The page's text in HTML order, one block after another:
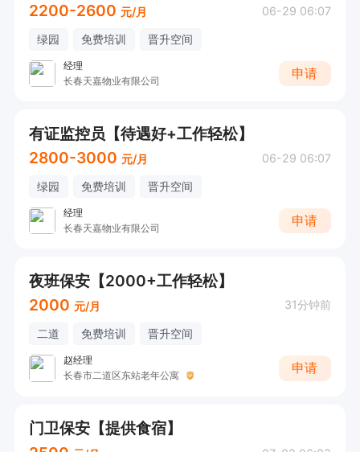
2200-2600 元/月 06-29 06:07
绿园 免费培训 晋升空间
经理
长春天嘉物业有限公司
申请
有证监控员【待遇好+工作轻松】
2800-3000 元/月 06-29 06:07
绿园 免费培训 晋升空间
经理
长春天嘉物业有限公司
申请
夜班保安【2000+工作轻松】
2000 元/月 31分钟前
二道 免费培训 晋升空间
赵经理
长春市二道区东站老年公寓
申请
门卫保安【提供食宿】